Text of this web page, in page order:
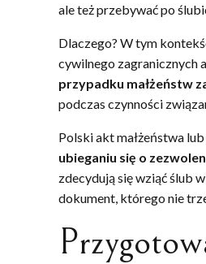
ale też przebywać po
Dlaczego? W tym
cywilnego zagranicznych
przypadku małżeństw
podczas czynności
Polski akt małżeństwa
ubieganiu się o
zdecydują się wziąć ślub
dokument, którego nie